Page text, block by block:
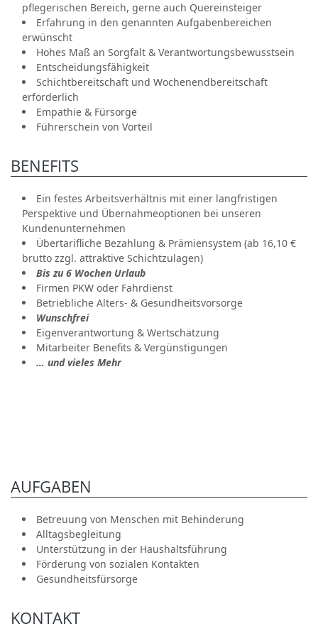
pflegerischen Bereich, gerne auch Quereinsteiger
Erfahrung in den genannten Aufgabenbereichen
erwünscht
Hohes Maß an Sorgfalt & Verantwortungsbewusstsein
Entscheidungsfähigkeit
Schichtbereitschaft und Wochenendbereitschaft
erforderlich
Empathie & Fürsorge
Führerschein von Vorteil
BENEFITS
Ein festes Arbeitsverhältnis mit einer langfristigen
Perspektive und Übernahmeoptionen bei unseren
Kundenunternehmen
Übertarifliche Bezahlung & Prämiensystem (ab 16,10 €
brutto zzgl. attraktive Schichtzulagen)
Bis zu 6 Wochen Urlaub
Firmen PKW oder Fahrdienst
Betriebliche Alters- & Gesundheitsvorsorge
Wunschfrei
Eigenverantwortung & Wertschätzung
Mitarbeiter Benefits & Vergünstigungen
… und vieles Mehr
AUFGABEN
Betreuung von Menschen mit Behinderung
Alltagsbegleitung
Unterstützung in der Haushaltsführung
Förderung von sozialen Kontakten
Gesundheitsfürsorge
KONTAKT